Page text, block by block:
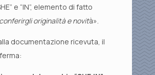
e “IN”, elemento di fatto
originalità e novità».
documentazione ricevuta, il